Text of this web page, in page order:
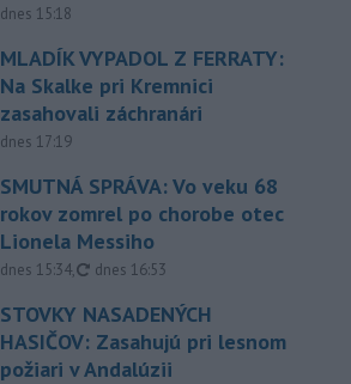
dnes 15:18
MLADÍK VYPADOL Z FERRATY:
Na Skalke pri Kremnici
zasahovali záchranári
dnes 17:19
SMUTNÁ SPRÁVA: Vo veku 68
rokov zomrel po chorobe otec
Lionela Messiho
dnes 15:34, aktualizované
dnes 16:53
STOVKY NASADENÝCH
HASIČOV: Zasahujú pri lesnom
požiari v Andalúzii